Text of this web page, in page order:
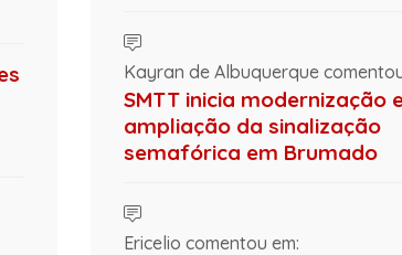
Kayran de Albuquerque
SMTT inicia modernização
ampliação da sinalização
semafórica em Brumado
Ericelio comentou em: